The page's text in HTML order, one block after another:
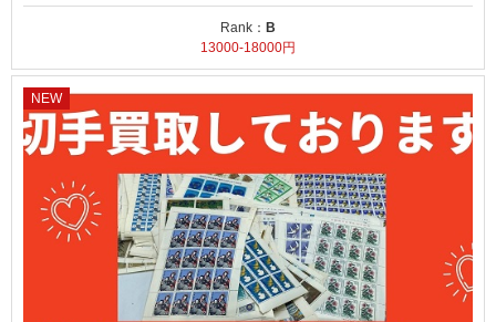
Rank： B
13000-18000円
NEW